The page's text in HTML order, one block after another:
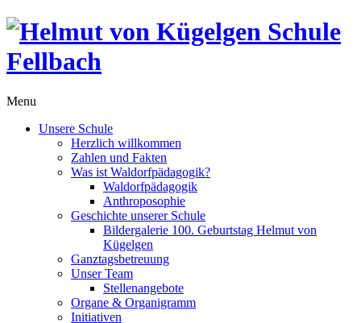
Menu
Unsere Schule
Herzlich willkommen
Zahlen und Fakten
Was ist Waldorfpädagogik?
Waldorfpädagogik
Anthroposophie
Geschichte unserer Schule
Bildergalerie 100. Geburtstag Helmut von
Kügelgen
Ganztagsbetreuung
Unser Team
Stellenangebote
Organe & Organigramm
Initiativen